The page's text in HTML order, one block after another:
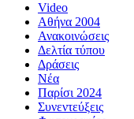
Video
Αθήνα 2004
Ανακοινώσεις
Δελτία τύπου
Δράσεις
Νέα
Παρίσι 2024
Συνεντεύξεις